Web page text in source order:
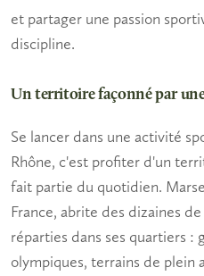
et partager une passion
discipline.
Un territoire façonné par
Se lancer dans une activité
Rhône, c'est profiter d'un
fait partie du quotidien.
France, abrite des dizaines
réparties dans ses quartiers :
olympiques, terrains de plein